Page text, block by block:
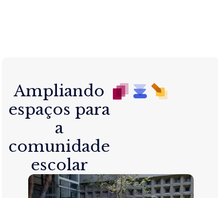
Ampliando
espaços para
a
comunidade
escolar